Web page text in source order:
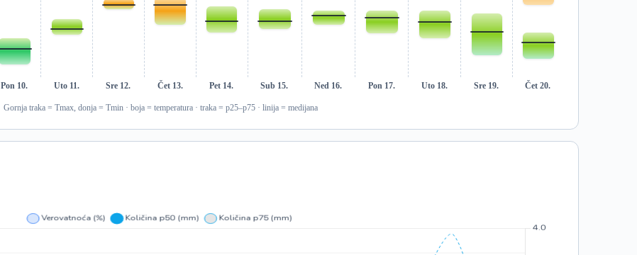
Pon 10. Uto 11. Sre 12. Čet 13. Pet 14. Sub 15. Ned 16. Pon 17. Uto 18. Sre 19. Čet 20.
Gornja traka = Tmax, donja = Tmin · boja = temperatura · traka = p25–p75 · linija = medijana